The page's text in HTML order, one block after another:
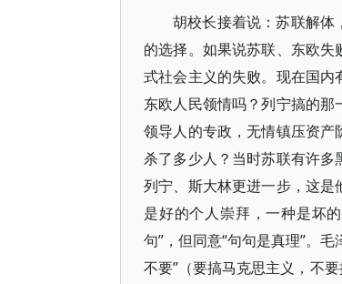
胡校长接着说：苏联解体
的选择。如果说苏联、东欧
式社会主义的失败。现在国内
东欧人民领情吗？列宁搞的
领导人的专政，无情镇压资产
杀了多少人？当时苏联有许
列宁、斯大林更进一步，这
是好的个人崇拜，一种是坏
句”，但同意“句句是真理”。
不要”（要搞马克思主义，不